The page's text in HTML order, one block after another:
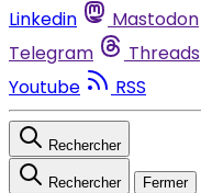
Linkedin
Mastodon
Telegram
Threads
Youtube
RSS
Rechercher
Rechercher Fermer